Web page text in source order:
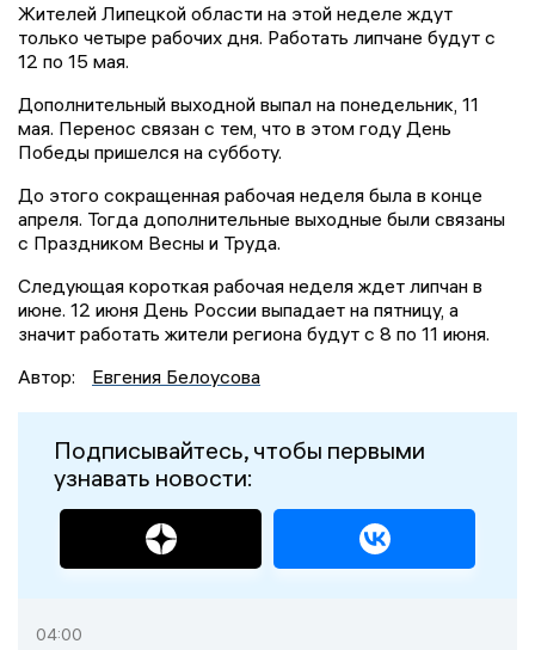
Жителей Липецкой области на этой неделе ждут
только четыре рабочих дня. Работать липчане будут с
12 по 15 мая.
Дополнительный выходной выпал на понедельник, 11
мая. Перенос связан с тем, что в этом году День
Победы пришелся на субботу.
До этого сокращенная рабочая неделя была в конце
апреля. Тогда дополнительные выходные были связаны
с Праздником Весны и Труда.
Следующая короткая рабочая неделя ждет липчан в
июне. 12 июня День России выпадает на пятницу, а
значит работать жители региона будут с 8 по 11 июня.
Автор:
Евгения Белоусова
Подписывайтесь, чтобы первыми
узнавать новости:
04:00